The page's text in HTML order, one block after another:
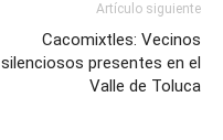
Artículo siguiente
Cacomixtles: Vecinos
silenciosos presentes en el
Valle de Toluca